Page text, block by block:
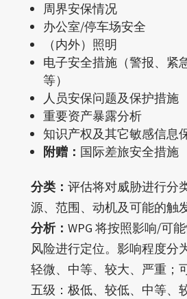
周界安保情况
办公室/停车场安全
（内外）照明
电子安全措施（警报、紧
等）
人员安保问题及保护措施
重要资产暴露分析
知识产权及其它敏感信息
附赠： 国际差旅安全措施
分类： 评估将对威胁进行分
源、范围、动机及可能的触
分析： WPG 将按照影响/可
风险进行定位。影响程度分
轻微、中等、较大、严重；
五级：极低、较低、中等、